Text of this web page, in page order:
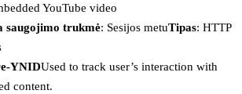
YouTube video
saugojimo trukmė: Sesijos metuTipas: HTTP
YNIDUsed to track user’s interaction with
content.